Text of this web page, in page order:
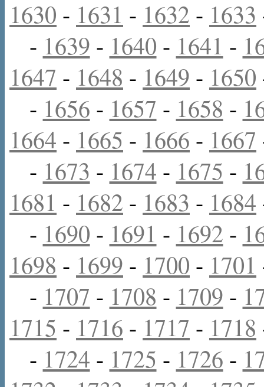
1630 - 1631 - 1632 - 1633
- 1639 - 1640 - 1641 -
1647 - 1648 - 1649 - 1650
- 1656 - 1657 - 1658 -
1664 - 1665 - 1666 - 1667
- 1673 - 1674 - 1675 -
1681 - 1682 - 1683 - 1684
- 1690 - 1691 - 1692 -
1698 - 1699 - 1700 - 1701
- 1707 - 1708 - 1709 -
1715 - 1716 - 1717 - 1718
- 1724 - 1725 - 1726 -